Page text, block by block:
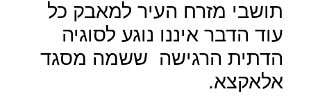
תושבי מזרח העיר למאבק כל
עוד הדבר איננו נוגע לסוגיה
הדתית הרגישה ששמה מסגד
אלאקצא.